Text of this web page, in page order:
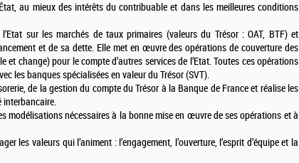
au mieux des intérêts du contribuable et dans les meilleures conditions
sur les marchés de taux primaires (valeurs du Trésor : OAT, BTF) et
et de sa dette. Elle met en œuvre des opérations de couverture des
et change) pour le compte d’autres services de l’Etat. Toutes ces opérations
les banques spécialisées en valeur du Trésor (SVT).
de la gestion du compte du Trésor à la Banque de France et réalise les
interbancaire.
modélisations nécessaires à la bonne mise en œuvre de ses opérations et à
les valeurs qui l’animent : l’engagement, l’ouverture, l’esprit d’équipe et la